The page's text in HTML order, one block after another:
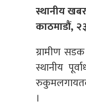
स्थानीय
काठमाडौं,
ग्रामीण
स्थानीय
।